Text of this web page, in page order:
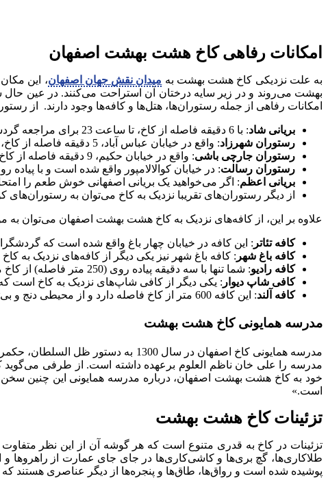
امکانات رفاهی کاخ هشت بهشت اصفهان
به علت نزدیکی کاخ هشت بهشت به میدان نقش جهان اصفهان، این
بهشت می‌روند و در زیر سایه درختان آن استراحت می‌کنند. در عین حال
امکانات رفاهی از جمله رستوران‌ها، هتل‌ها و کافه‌ها وجود دارند. از
بریانی شاد: با 6 دقیقه فاصله از کاخ، تا ساعت 23 برای مراجعه گردشگران باز است.
رستوران شهرزاد: واقع در خیابان عباس آباد، 5 دقیقه فاصله از کاخ، تا 22:30 دقیقه شب باز است.
رستوران جارچی باشی: واقع در خیابان حکیم، 9 دقیقه فاصله از کاخ و ساعت‌های کاری آن بعد از ظهر تا ساعت 16 و شب‌ها از ساعت 19:30 به بعد.
رستوران رسالت: در خیابان کوالالامپور واقع شده است و با پیاده روی
بریانی اعظم: اگر می‌خواهید یک بریانی اصفهانی خوش طعم را امتحان کنید بریانی
از دیگر رستوران‌های تقریبا نزدیک به کاخ می‌توان به
علاوه بر این، از کافه‌های نزدیک به کاخ هشت بهشت اصفهان می‌توان به
کافه تئاتر : این کافه در خیابان چهار باغ واقع شده است که گردشگران کاخ هشت بهشت می‌توانند تنها با 1 دقیقه
کافه باغ شهر : کافه باغ شهر نیز یکی دیگر از کافه‌های نزدیک به کاخ است که در
کافه رادیو: شما تنها با سه دقیقه پیاده روی (250 متر فاصله) از کاخ می‌توانید به کافه رادیو دسترسی پیدا کنید.
کافی شاپ دیوار : یکی دیگر از کافی شاپ‌های نزدیک به کاخ است که 350 متر از آن فاصله
کافه آلند: این کافه 600 متر از کاخ فاصله دارد و از محیطی دنج و بی‌تکلف برخوردار است.
مدرسه همایونی کاخ هشت بهشت
مدرسه را علی خان ناظم العلوم برعهده داشته است. از طرفی می‌گوید
خود به کاخ هشت بهشت اصفهان، درباره مدرسه همایونی این چنین
است.»
تزئینات کاخ هشت بهشت
تزئینات در کاخ به قدری متنوع است که هر گوشه آن از این نظر
طلاکاری‌ها، گچ بری‌ها و کاشی‌کاری‌ها در جای جای عمارت از راهروها و
پوشیده شده است و رواق‌ها، طاق‌ها و پنجره‌ها از دیگر عناصری هستند که